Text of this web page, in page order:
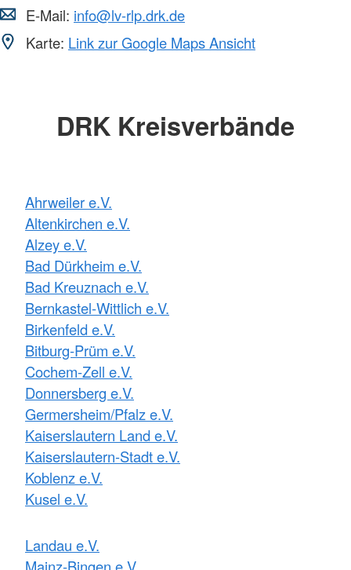
E-Mail: info@lv-rlp.drk.de
Karte: Link zur Google Maps Ansicht
DRK Kreisverbände
Ahrweiler e.V.
Altenkirchen e.V.
Alzey e.V.
Bad Dürkheim e.V.
Bad Kreuznach e.V.
Bernkastel-Wittlich e.V.
Birkenfeld e.V.
Bitburg-Prüm e.V.
Cochem-Zell e.V.
Donnersberg e.V.
Germersheim/Pfalz e.V.
Kaiserslautern Land e.V.
Kaiserslautern-Stadt e.V.
Koblenz e.V.
Kusel e.V.
Landau e.V.
Mainz-Bingen e.V.